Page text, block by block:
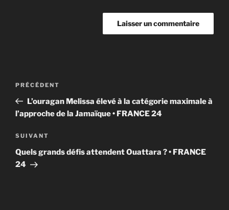
Navigation
l’article
Article
précédent
PRÉCÉDENT
L’ouragan Melissa élevé à la catégorie maximale à
l’approche de la Jamaïque • FRANCE 24
Article
suivant
SUIVANT
Quels grands défis attendent Ouattara ? • FRANCE
24